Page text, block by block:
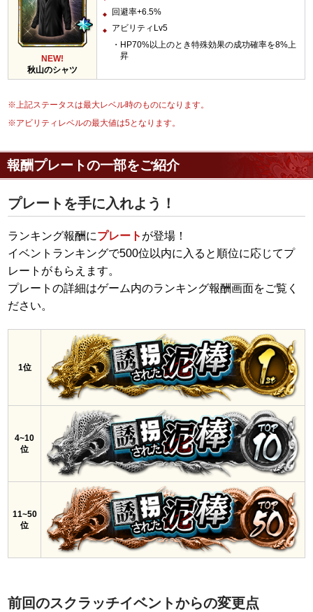
NEW!
秋山のシャツ
回避率+6.5%
アビリティLv5
HP70%以上のとき特殊効果の成功確率を8%上
昇
※上記ステータスは最大レベル時のものになります。
※アビリティレベルの最大値は5となります。
報酬プレートの一部をご紹介
プレートを手に入れよう！
ランキング報酬にプレート が登場！
イベントランキングで500位以内に入ると順位に応じてプ
レートがもらえます。
プレートの詳細はゲーム内のランキング報酬画面をご覧く
ださい。
1位
4~10
位
11~50
位
前回のスクラッチイベントからの変更点